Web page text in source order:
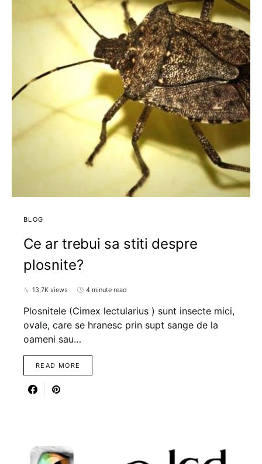
BLOG
Ce ar trebui sa stiti despre
plosnite?
13,7K views 4 minute read
Plosnitele (Cimex lectularius ) sunt insecte mici,
ovale, care se hranesc prin supt sange de la
oameni sau…
READ MORE